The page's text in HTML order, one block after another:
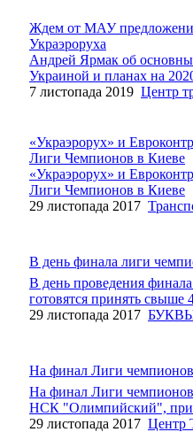
Ждем от МАУ предложения
Украэроруха
Андрей Ярмак об
Украиной и планах на
7 листопада 2019 Центр
«Украэрорух» и
Лиги Чемпионов в Киеве
«Украэрорух» и
Лиги Чемпионов в Киеве
29 листопада 2017
В день финала лиги
В день проведения
готовятся принять свыше
29 листопада 2017
На финал Лиги чемпионов
На финал Лиги
НСК "Олимпийский",
29 листопада 2017 Центр